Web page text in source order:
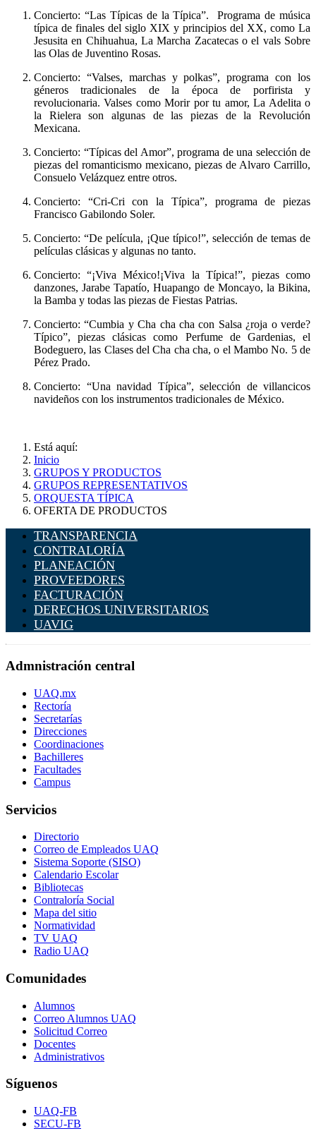
Concierto: “Las Típicas de la Típica”. Programa de música
típica de finales del siglo XIX y principios del XX, como La
Jesusita en Chihuahua, La Marcha Zacatecas o el vals Sobre
las Olas de Juventino Rosas.
Concierto: “Valses, marchas y polkas”, programa con los
géneros tradicionales de la época de porfirista y
revolucionaria. Valses como Morir por tu amor, La Adelita o
la Rielera son algunas de las piezas de la Revolución
Mexicana.
Concierto: “Típicas del Amor”, programa de una selección de
piezas del romanticismo mexicano, piezas de Alvaro Carrillo,
Consuelo Velázquez entre otros.
Concierto: “Cri-Cri con la Típica”, programa de piezas
Francisco Gabilondo Soler.
Concierto: “De película, ¡Que típico!”, selección de temas de
películas clásicas y algunas no tanto.
Concierto: “¡Viva México!¡Viva la Típica!”, piezas como
danzones, Jarabe Tapatío, Huapango de Moncayo, la Bikina,
la Bamba y todas las piezas de Fiestas Patrias.
Concierto: “Cumbia y Cha cha cha con Salsa ¿roja o verde?
Típico”, piezas clásicas como Perfume de Gardenias, el
Bodeguero, las Clases del Cha cha cha, o el Mambo No. 5 de
Pérez Prado.
Concierto: “Una navidad Típica”, selección de villancicos
navideños con los instrumentos tradicionales de México.
Está aquí:
Inicio
GRUPOS Y PRODUCTOS
GRUPOS REPRESENTATIVOS
ORQUESTA TÍPICA
OFERTA DE PRODUCTOS
TRANSPARENCIA
CONTRALORÍA
PLANEACIÓN
PROVEEDORES
FACTURACIÓN
DERECHOS UNIVERSITARIOS
UAVIG
Admnistración central
UAQ.mx
Rectoría
Secretarías
Direcciones
Coordinaciones
Bachilleres
Facultades
Campus
Servicios
Directorio
Correo de Empleados UAQ
Sistema Soporte (SISO)
Calendario Escolar
Bibliotecas
Contraloría Social
Mapa del sitio
Normatividad
TV UAQ
Radio UAQ
Comunidades
Alumnos
Correo Alumnos UAQ
Solicitud Correo
Docentes
Administrativos
Síguenos
UAQ-FB
SECU-FB